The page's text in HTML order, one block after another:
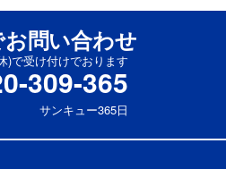
お問い合わせ
)で受け付けでおります
309-365
サンキュー365日